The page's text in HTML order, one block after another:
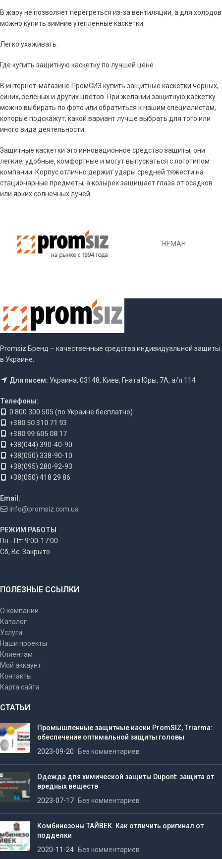
В жару не позволяет перегреться из-за вентиляции, а для холодов
можно купить зимние утепленные каскетки.
Легко ухаживать.
Где купить защитную каскетку по лучшей цене
В интернет-магазине ПромСИЗ купить защитные каскетки черных,
синих, зеленых и других цветов. При желании защитную каскетку
можно выбирать по фото или обратиться к нашим специалистам,
которые подскажут, какой вариант лучше выбрать для того или
иного вида деятельности.
Защитные каскетки это инновационное средство защиты, они
легкие, удобные, комфортные и могут выпускаться с логотипом
компании. Корпус отлично держит удары средней тяжести на
стационарные предметы, а козырек защищает глаза от осадков
или ярких солнечных лучей.
НЕМАН
Promsiz Бренд – качественные средства индивидуальной защиты
в Украине.
Для писем: Украина, 03148, Киев, Гната Юры, 7А, а/я 114
Телефоны:
0 800 300 505 (по Украине бесплатно)
+380 50 310 71 93
+380 99 605 08 17
+38(044) 390-40-90
+38(050) 338-90-10
+38(095) 280-92-93
+38(050) 418 29 86
Email:
info@promsiz.com.ua
РЕЖИМ РАБОТЫ
Пн - Пт: 9:00-17:00
Сб, Вс: Закрыто
ПОЛЕЗНЫЕ ССЫЛКИ
О компании
Каталог
Услуги
Наши проекты
Клиентам
Мой аккаунт
Контакты
Карта сайта
СТАТЬИ
Промышленные защитные каски PromSIZ, Triarma:
обеспечение оптимальной защиты головы
2023-09-20
Без комментариев
Одежда для химической защиты Dupont: защита от
вредных веществ
2023-07-17
Без комментариев
Комбинезоны ТАЙВЕК. Как отличить оригинал от
подделки
2020-11-24
Без комментариев